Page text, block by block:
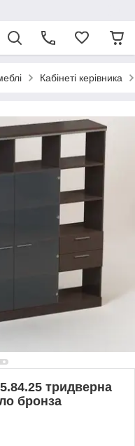
Кабінеті керівника
тридверна
бронза